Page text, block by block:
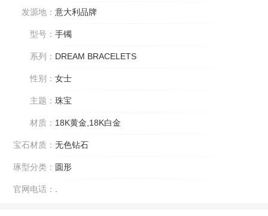
发源地： 意大利品牌
型号： 手镯
系列： DREAM BRACELETS
性别： 女士
主题： 珠宝
材质： 18K黄金,18K白金
宝石材质： 无色钻石
琢型分类： 圆形
官网电话：